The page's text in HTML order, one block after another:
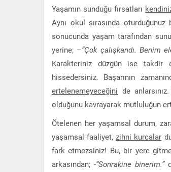
Yaşamın sunduğu fırsatları
Aynı okul sırasında
sonucunda yaşam tarafından
yerine; –“Çok çalışkandı. Benim
Karakteriniz düzgün ise takdir
hissedersiniz. Başarının
ertelenemeyeceğini de
olduğunu kavrayarak mutluluğun
Ötelenen her yaşamsal durum,
yaşamsal faaliyet,zihni kurcalar
fark etmezsiniz! Bu, bir yere
arkasından; -“Sonrakine binerim.”